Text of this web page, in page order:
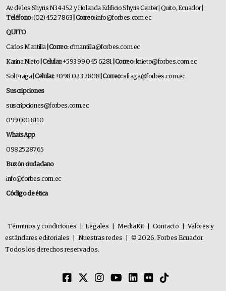
Av. de los Shyris N34-152 y Holanda Edificio Shyris Center | Quito, Ecuador
Teléfono:(02) 452 7863 | Correo:info@forbes.com.ec
QUITO
Carlos Mantilla | Correo:cfmantilla@forbes.com.ec
Karina Nieto | Celular:+593 99 045 6281 | Correo:knieto@forbes.com.ec
Sol Fraga| Celular:+098 023 2808 | Correo:sfraga@forbes.com.ec
Suscripciones
suscripciones@forbes.com.ec
099 001 8110
WhatsApp
0982528765
Buzón ciudadano
info@forbes.com.ec
Código de ética
Términos y condiciones Legales MediaKit Contacto
Valores y
estándares editoriales
Nuestras redes
© 2026. Forbes Ecuador.
Todos los derechos reservados.